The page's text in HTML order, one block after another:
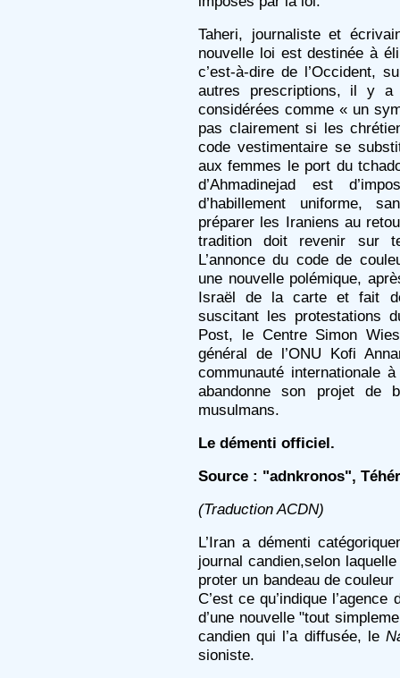
Taheri, journaliste et
nouvelle loi est destinée à
c’est-à-dire de l’Occident,
autres prescriptions, il y a
considérées comme « un
pas clairement si les
code vestimentaire se
aux femmes le port du
d’Ahmadinejad est
d’habillement uniforme,
préparer les Iraniens au
tradition doit revenir sur
L’annonce du code de
une nouvelle polémique,
Israël de la carte et fait
suscitant les protestations
Post, le Centre Simon
général de l’ONU Kofi
communauté internationale
abandonne son projet de
musulmans.
Le démenti officiel.
Source : "adnkronos",
(Traduction ACDN)
L’Iran a démenti
journal candien,selon
proter un bandeau de
C’est ce qu’indique
d’une nouvelle "tout
candien qui l’a diffusée, le
sioniste.